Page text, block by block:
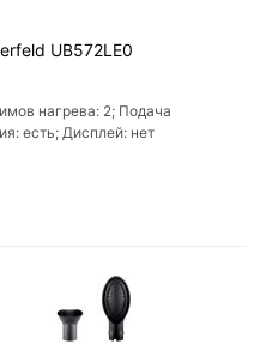
UB572LE0
нагрева: 2; Подача
есть; Дисплей: нет